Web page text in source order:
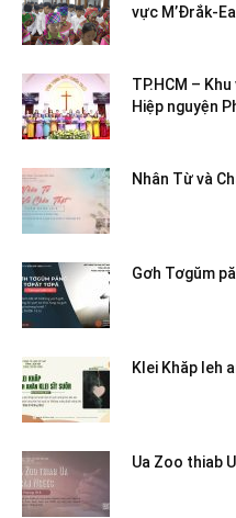
vực M’Đrắk-
TP.HCM –
Hiệp nguyện
Nhân Từ và
Gơh Tơgŭm
Klei Khăp leh
Ua Zoo thiab